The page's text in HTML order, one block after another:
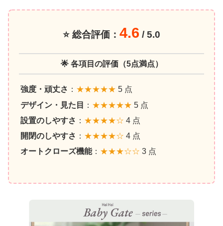
⭐ 総合評価： 4.6 / 5.0
🌟 各項目の評価（5点満点）
強度・頑丈さ ： ★★★★★ 5 点
デザイン・見た目
： ★★★★★ 5 点
設置のしやすさ ： ★★★★☆ 4 点
開閉のしやすさ ： ★★★★☆ 4 点
オートクローズ機能： ★★★☆☆ 3 点